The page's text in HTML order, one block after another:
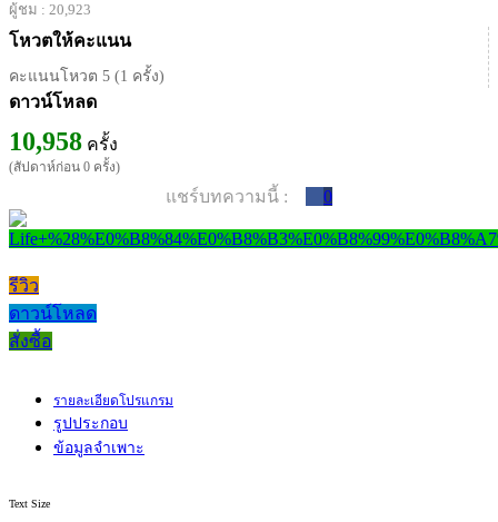
ผู้ชม : 20,923
โหวตให้คะแนน
คะแนนโหวต 5 (1 ครั้ง)
ดาวน์โหลด
10,958 ครั้ง
(สัปดาห์ก่อน 0 ครั้ง)
แชร์บทความนี้ : 0
รีวิว
ดาวน์โหลด
สั่งซื้อ
รายละเอียดโปรแกรม
รูปประกอบ
ข้อมูลจำเพาะ
Text Size